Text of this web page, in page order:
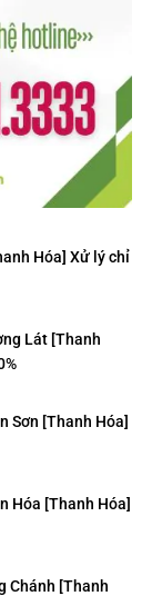
Hóa] Xử lý chỉ
Lát [Thanh
Sơn [Thanh Hóa]
Hóa [Thanh Hóa]
Chánh [Thanh